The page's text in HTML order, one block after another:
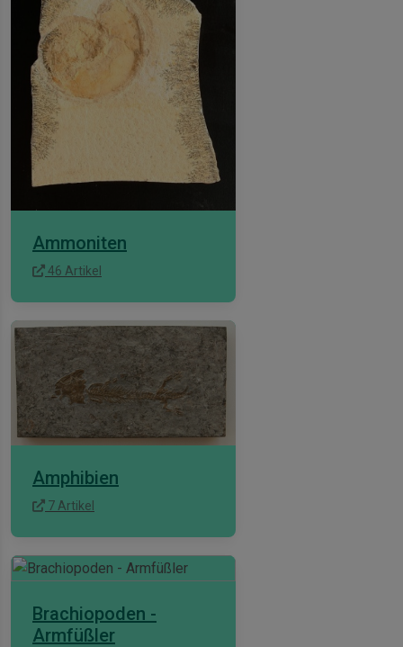
Ammoniten
46 Artikel
Amphibien
7 Artikel
Brachiopoden -
Armfüßler